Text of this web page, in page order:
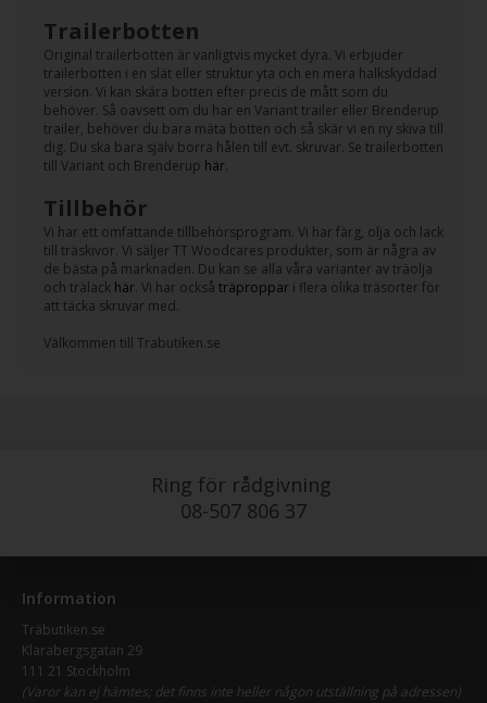
Trailerbotten
Original trailerbotten är vanligtvis mycket dyra. Vi erbjuder
trailerbotten i en slät eller struktur yta och en mera halkskyddad
version. Vi kan skära botten efter precis de mått som du
behöver. Så oavsett om du har en Variant trailer eller Brenderup
trailer, behöver du bara mäta botten och så skär vi en ny skiva till
dig. Du ska bara själv borra hålen till evt. skruvar. Se trailerbotten
till Variant och Brenderup här.
Tillbehör
Vi har ett omfattande tillbehörsprogram. Vi har färg, olja och lack
till träskivor. Vi säljer TT Woodcares produkter, som är några av
de bästa på marknaden. Du kan se alla våra varianter av träolja
och trälack här. Vi har också träproppar i flera olika träsorter för
att täcka skruvar med.
Välkommen till Trabutiken.se
Ring för rådgivning
08-507 806 37
Information
Träbutiken.se
Klarabergsgatan 29
111 21 Stockholm
(Varor kan ej hämtes; det finns inte heller någon utställning på adressen)